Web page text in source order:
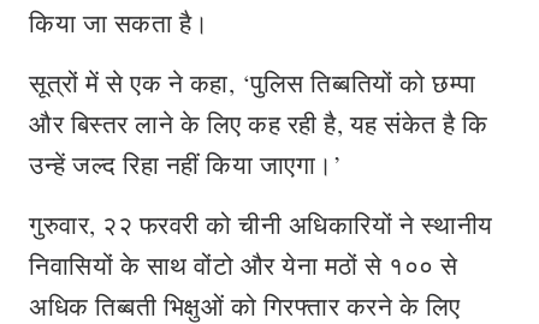
किया जा सकता है।
सूत्रों में से एक ने कहा, ‘पुलिस तिब्बतियों को छम्पा
और बिस्तर लाने के लिए कह रही है, यह संकेत है कि
उन्हें जल्द रिहा नहीं किया जाएगा।’
गुरुवार, २२ फरवरी को चीनी अधिकारियों ने स्थानीय
निवासियों के साथ वोंटो और येना मठों से १०० से
अधिक तिब्बती भिक्षुओं को गिरफ्तार करने के लिए